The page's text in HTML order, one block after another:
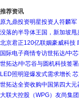
推荐资讯
原九鼎投资明星投资人符麟
没落的半导体王国，新加坡甩
北京君正120亿联姻豪威科技
国际电子商情专访世拓达/中
世拓达/中芯谷与圆机科技签
LED照明迎爆发式需求增长
世拓达全资收购中国第四大
大联大控股（WPG）友尚集